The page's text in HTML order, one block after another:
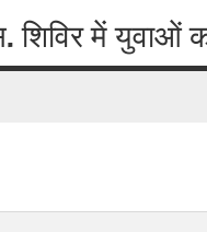
शिविर में युवाओं